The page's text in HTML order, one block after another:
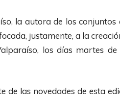
la autora de los
justamente, a la
los días martes
de las novedades de esta